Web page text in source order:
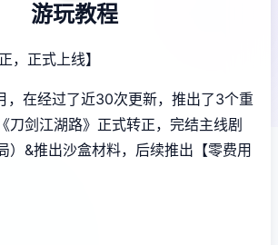
游玩教程
，正式上线】
，在经过了近30次更新，推出了3个重
刀剑江湖路》正式转正，完结主线剧
）&推出沙盒材料，后续推出【零费用